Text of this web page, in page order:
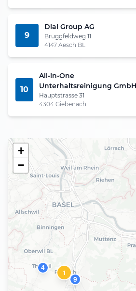
9
Dial Group AG
Bruggfeldweg 11
4147 Aesch BL
10
All-in-One
Unterhaltsreinigung GmbH
Hauptstrasse 31
4304 Giebenach
1
4
9
+
−